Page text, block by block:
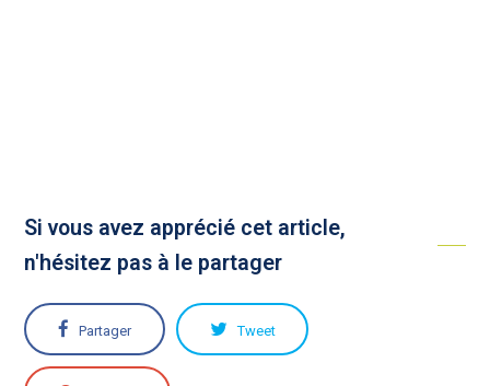
Si vous avez apprécié cet article,
n'hésitez pas à le partager
Partager Tweet